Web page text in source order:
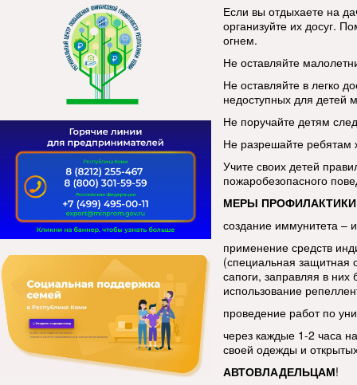
Если вы отдыхаете на
организуйте их досуг.
огнем.
Не оставляйте
Не оставляйте в легко
недоступных для детей
Не поручайте детям
Не разрешайте ребятам
Учите своих детей
пожаробезопасного
МЕРЫ
создание иммунитета –
применение средств
(специальная защитная
сапоги, заправляя в
использование
проведение работ по
через каждые 1-2 часа
своей одежды и
АВТОВЛАДЕЛЬЦАМ!